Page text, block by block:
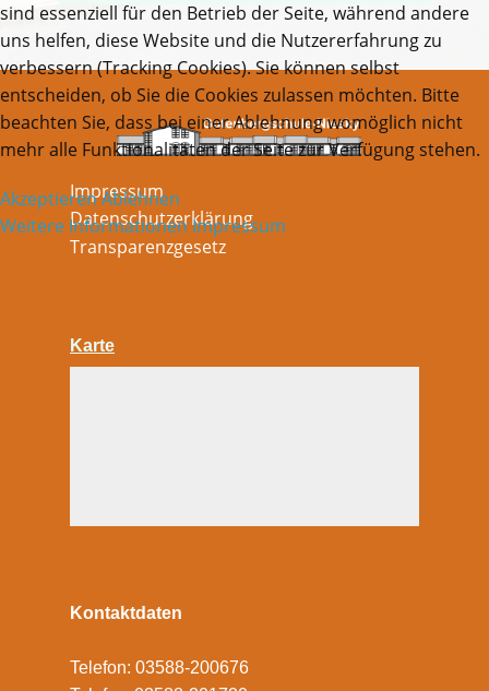
Impressum
Datenschutzerklärung
Transparenzgesetz
Karte
Kontaktdaten
Telefon: 03588-200676
sind essenziell für den Betrieb der Seite, während andere
uns helfen, diese Website und die Nutzererfahrung zu
verbessern (Tracking Cookies). Sie können selbst
entscheiden, ob Sie die Cookies zulassen möchten. Bitte
beachten Sie, dass bei einer Ablehnung womöglich nicht
mehr alle Funktionalitäten der Seite zur Verfügung stehen.
AkzeptierenAblehnen
Weitere InformationenImpressum